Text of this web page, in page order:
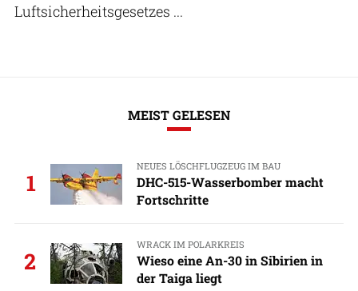
Luftsicherheitsgesetzes ...
MEIST GELESEN
1
NEUES LÖSCHFLUGZEUG IM BAU
DHC-515-Wasserbomber macht
Fortschritte
2
WRACK IM POLARKREIS
Wieso eine An-30 in Sibirien in
der Taiga liegt